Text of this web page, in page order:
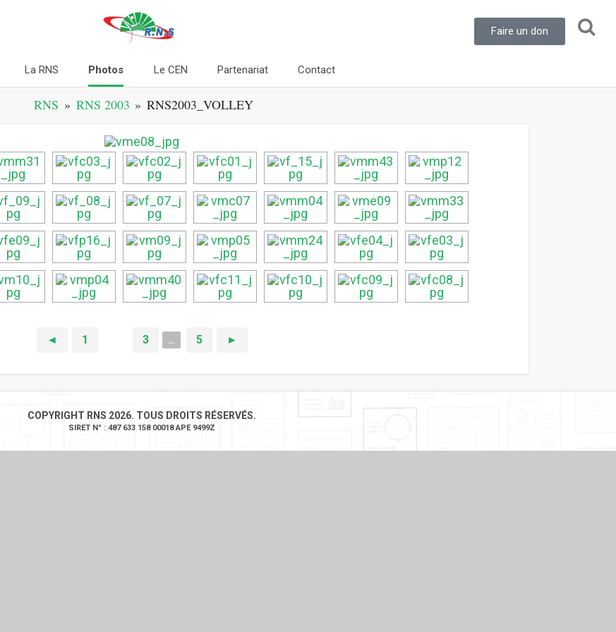
Faire un don
La RNS Photos Le CEN Partenariat Contact
RNS » RNS 2003 » RNS2003_VOLLEY
◄ 1 3 … 5 ►
COPYRIGHT RNS 2026. TOUS DROITS RÉSERVÉS.
SIRET N° : 487 633 158 00018 APE 9499Z